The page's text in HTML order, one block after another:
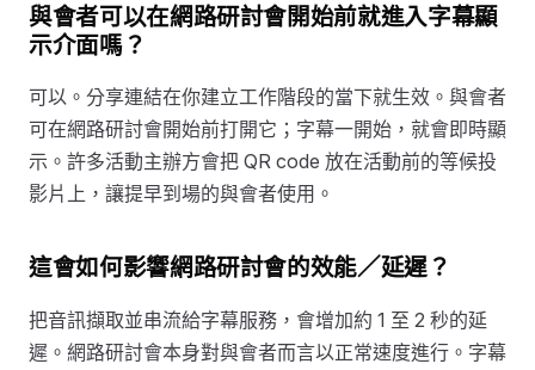
與會者可以在網路研討會開始前就進入字幕顯
示介面嗎？
可以。分享連結在你建立工作階段的當下就生效。與會者
可在網路研討會開始前打開它；字幕一開始，就會即時顯
示。許多活動主辦方會把 QR code 放在活動前的等候投
影片上，讓提早到場的與會者使用。
這會如何影響網路研討會的效能／延遲？
把音訊擷取並串流給字幕服務，會增加約 1 至 2 秒的延
遲。網路研討會本身對與會者而言以正常速度進行。字幕